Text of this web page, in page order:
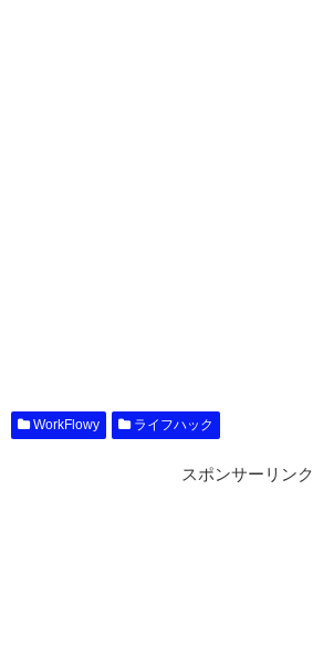
WorkFlowy ライフハック
スポンサーリンク